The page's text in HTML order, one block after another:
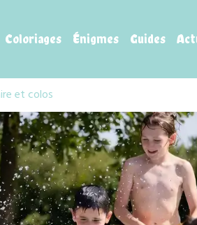
Coloriages Énigmes Guides
et colos